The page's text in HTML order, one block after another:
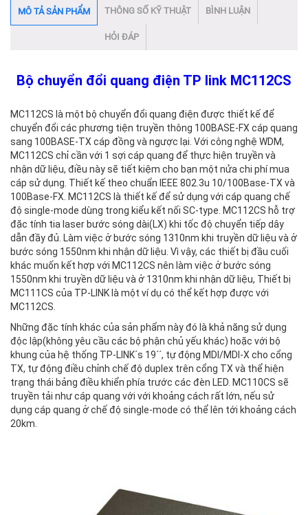
MÔ TẢ SẢN PHẨM THÔNG SỐ KỸ THUẬT BÌNH LUẬN
HỎI ĐÁP
Bộ chuyển đổi quang điện TP link MC112CS​
MC112CS là một bộ chuyển đổi quang điện được thiết kế để
chuyển đổi các phương tiện truyền thông 100BASE-FX cáp quang
sang 100BASE-TX cáp đồng và ngược lại. Với công nghệ WDM,
MC112CS chỉ cần với 1 sợi cáp quang để thực hiện truyền và
nhận dữ liệu, điều này sẽ tiết kiệm cho bạn một nửa chi phí mua
cáp sử dụng. Thiết kế theo chuẩn IEEE 802.3u 10/100Base-TX và
100Base-FX. MC112CS là thiết kế để sử dụng với cáp quang chế
độ single-mode dùng trong kiểu kết nối SC-type. MC112CS hỗ trợ
đặc tính tia laser bước sóng dài(LX) khi tốc độ chuyển tiếp dây
dẫn đầy đủ. Làm việc ở bước sóng 1310nm khi truyền dữ liệu và ở
bước sóng 1550nm khi nhận dữ liệu. Vì vậy, các thiết bị đầu cuối
khác muốn kết hợp với MC112CS nên làm việc ở bước sóng
1550nm khi truyền dữ liệu và ở 1310nm khi nhận dữ liệu, Thiết bị
MC111CS của TP-LINK là một ví dụ có thể kết hợp được với
MC112CS.
Những đặc tính khác của sản phẩm này đó là khả năng sử dụng
độc lập(không yêu cầu các bộ phận chủ yếu khác) hoặc với bộ
khung của hệ thống TP-LINK´s 19´´, tự động MDI/MDI-X cho cổng
TX, tự động điều chỉnh chế độ duplex trên cổng TX và thể hiện
trạng thái bảng điều khiển phía trước các đèn LED. MC110CS sẽ
truyền tải như cáp quang với với khoảng cách rất lớn, nếu sử
dụng cáp quang ở chế độ single-mode có thể lên tới khoảng cách
20km.